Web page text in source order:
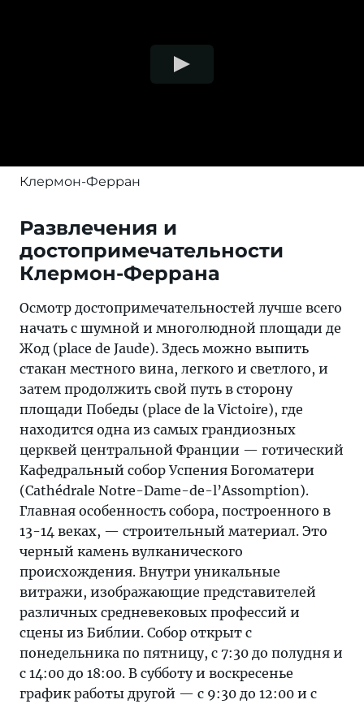
Клермон-Ферран
Развлечения и
достопримечательности
Клермон-Феррана
Осмотр достопримечательностей лучше всего
начать с шумной и многолюдной площади де
Жод (place de Jaude). Здесь можно выпить
стакан местного вина, легкого и светлого, и
затем продолжить свой путь в сторону
площади Победы (place de la Victoire), где
находится одна из самых грандиозных
церквей центральной Франции — готический
Кафедральный собор Успения Богоматери
(Cathédrale Notre-Dame-de-l’Assomption).
Главная особенность собора, построенного в
13-14 веках, — строительный материал. Это
черный камень вулканического
происхождения. Внутри уникальные
витражи, изображающие представителей
различных средневековых профессий и
сцены из Библии. Собор открыт с
понедельника по пятницу, с 7:30 до полудня и
с 14:00 до 18:00. В субботу и воскресенье
график работы другой — с 9:30 до 12:00 и с